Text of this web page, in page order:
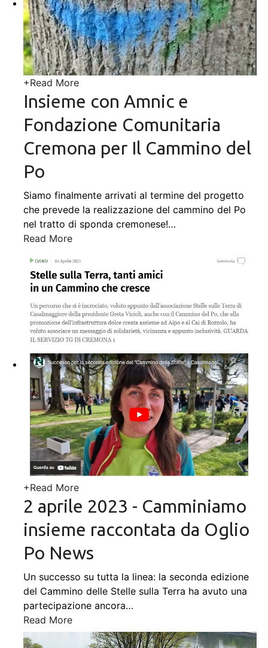
+Read More
Insieme con Amnic e
Fondazione Comunitaria
Cremona per Il Cammino del
Po
Siamo finalmente arrivati al termine del progetto
che prevede la realizzazione del cammino del Po
nel tratto di sponda cremonese!…
Read More
+Read More
2 aprile 2023 - Camminiamo
insieme raccontata da Oglio
Po News
Un successo su tutta la linea: la seconda edizione
del Cammino delle Stelle sulla Terra ha avuto una
partecipazione ancora…
Read More